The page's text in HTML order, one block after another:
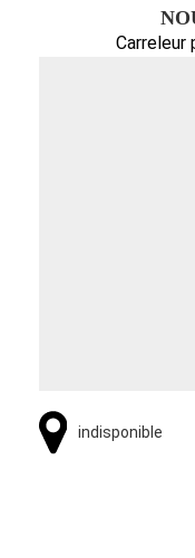
Carreleur
indisponible